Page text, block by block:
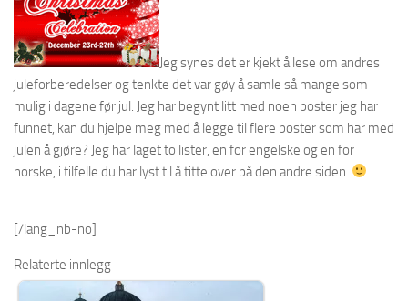
Jeg synes det er kjekt å lese om andres
juleforberedelser og tenkte det var gøy å samle så mange som
mulig i dagene før jul. Jeg har begynt litt med noen poster jeg har
funnet, kan du hjelpe meg med å legge til flere poster som har med
julen å gjøre? Jeg har laget to lister, en for engelske og en for
norske, i tilfelle du har lyst til å titte over på den andre siden.
[/lang_nb-no]
Relaterte innlegg